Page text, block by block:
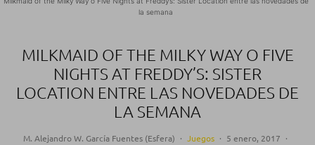
la semana
MILKMAID OF THE MILKY WAY O FIVE
NIGHTS AT FREDDY’S: SISTER
LOCATION ENTRE LAS NOVEDADES DE
LA SEMANA
M. Alejandro W. García Fuentes (Esfera) · Juegos · 5 enero, 2017 ·